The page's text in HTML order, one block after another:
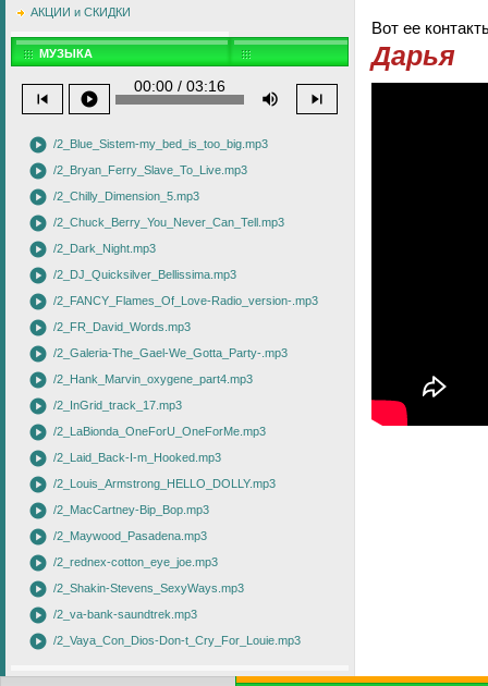
АКЦИИ и СКИДКИ
МУЗЫКА
skip_previous play_circle
00:00 / 03:16
volume_up skip_next
play_circle /2_Blue_Sistem-my_bed_is_too_big.mp3
play_circle /2_Bryan_Ferry_Slave_To_Live.mp3
play_circle /2_Chilly_Dimension_5.mp3
play_circle /2_Chuck_Berry_You_Never_Can_Tell.mp3
play_circle /2_Dark_Night.mp3
play_circle /2_DJ_Quicksilver_Bellissima.mp3
play_circle /2_FANCY_Flames_Of_Love-Radio_version-.mp3
play_circle /2_FR_David_Words.mp3
play_circle /2_Galeria-The_Gael-We_Gotta_Party-.mp3
play_circle /2_Hank_Marvin_oxygene_part4.mp3
play_circle /2_InGrid_track_17.mp3
play_circle /2_LaBionda_OneForU_OneForMe.mp3
play_circle /2_Laid_Back-I-m_Hooked.mp3
play_circle /2_Louis_Armstrong_HELLO_DOLLY.mp3
play_circle /2_MacCartney-Bip_Bop.mp3
play_circle /2_Maywood_Pasadena.mp3
play_circle /2_rednex-cotton_eye_joe.mp3
play_circle /2_Shakin-Stevens_SexyWays.mp3
play_circle /2_va-bank-saundtrek.mp3
play_circle /2_Vaya_Con_Dios-Don-t_Cry_For_Louie.mp3
Вот ее
Дарья